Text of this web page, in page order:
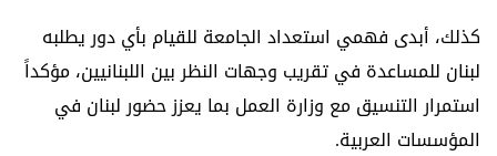
كذلك، أبدى فهمي استعداد الجامعة للقيام بأي دور يطلبه
لبنان للمساعدة في تقريب وجهات النظر بين اللبنانيين، مؤكداً
استمرار التنسيق مع وزارة العمل بما يعزز حضور لبنان في
المؤسسات العربية.